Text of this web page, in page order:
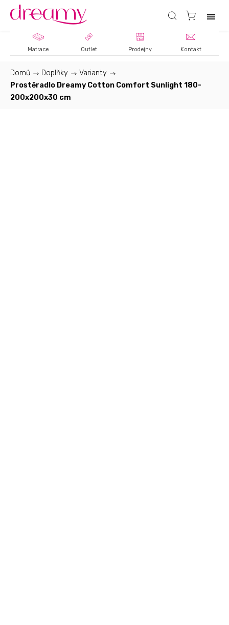
Matrace Outlet Prodejny Kontakt
Domů / Doplňky / Varianty /
Prostěradlo Dreamy Cotton Comfort Sunlight 180-
200x200x30 cm